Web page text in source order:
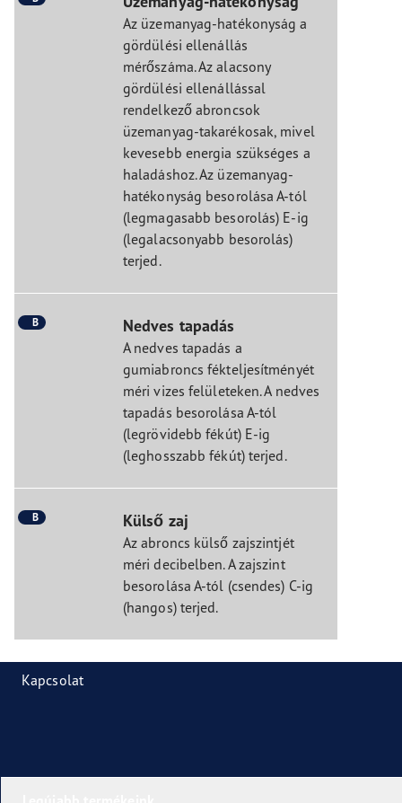
Az üzemanyag-hatékonyság a
gördülési ellenállás
mérőszáma. Az alacsony
gördülési ellenállással
rendelkező abroncsok
üzemanyag-takarékosak, mivel
kevesebb energia szükséges a
haladáshoz. Az üzemanyag-
hatékonyság besorolása A-tól
(legmagasabb besorolás) E-ig
(legalacsonyabb besorolás)
terjed.
B Nedves tapadás
A nedves tapadás a
gumiabroncs fékteljesítményét
méri vizes felületeken. A nedves
tapadás besorolása A-tól
(legrövidebb fékút) E-ig
(leghosszabb fékút) terjed.
B Külső zaj
Az abroncs külső zajszintjét
méri decibelben. A zajszint
besorolása A-tól (csendes) C-ig
(hangos) terjed.
Kapcsolat